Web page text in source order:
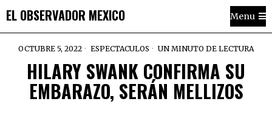
EL OBSERVADOR MEXICO Menu
OCTUBRE 5, 2022 ESPECTACULOS UN MINUTO DE LECTURA
HILARY SWANK CONFIRMA SU
EMBARAZO, SERÁN MELLIZOS